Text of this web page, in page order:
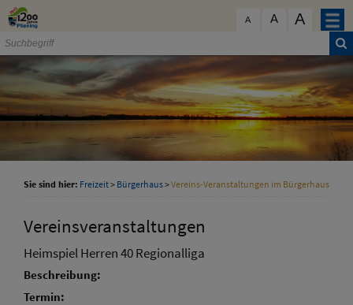
Zum Inhalt
A A A
Sie sind hier: Freizeit> Bürgerhaus>Vereins-Veranstaltungen im Bürgerhaus
Vereinsveranstaltungen
Heimspiel Herren 40 Regionalliga
Beschreibung:
Termin:
schließen